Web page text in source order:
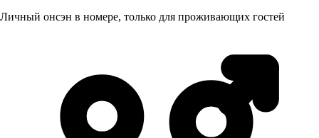
Личный онсэн в номере, только для проживающих гостей